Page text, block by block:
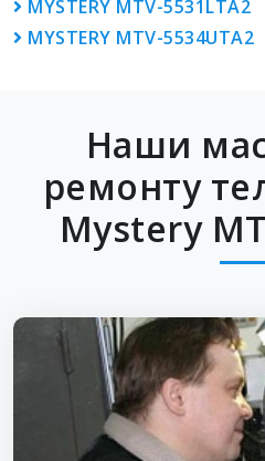
MYSTERY MTV-5531LTA2
MYSTERY MTV-5534UTA2
Наши
ремонту
Mystery